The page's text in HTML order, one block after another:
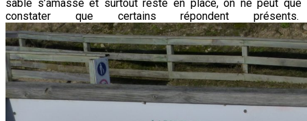
sable s’amasse et surtout reste en place, on ne peut que
constater que certains répondent présents.